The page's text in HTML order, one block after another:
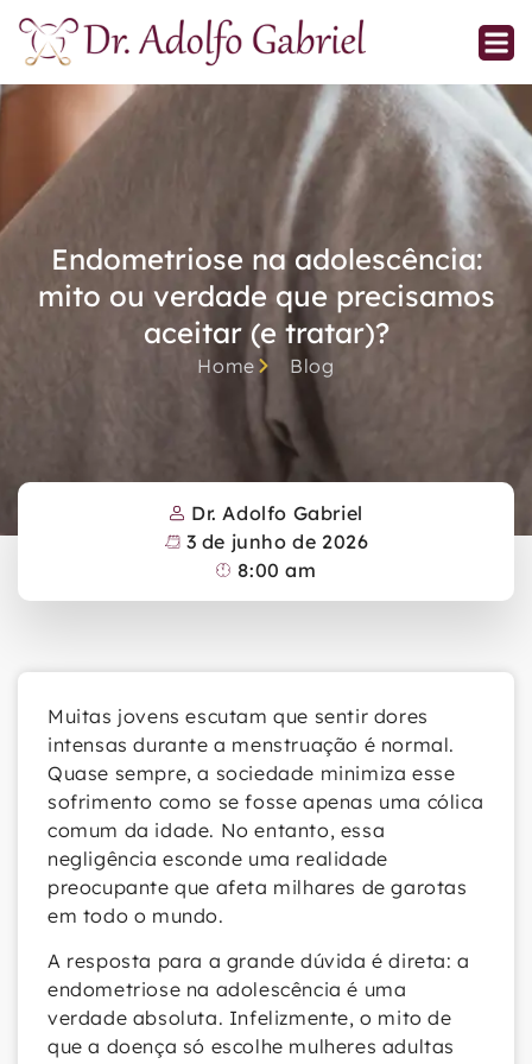
Endometriose na adolescência:
mito ou verdade que precisamos
aceitar (e tratar)?
Home Blog
Dr. Adolfo Gabriel
3 de junho de 2026
8:00 am
Muitas jovens escutam que sentir dores
intensas durante a menstruação é normal.
Quase sempre, a sociedade minimiza esse
sofrimento como se fosse apenas uma cólica
comum da idade. No entanto, essa
negligência esconde uma realidade
preocupante que afeta milhares de garotas
em todo o mundo.
A resposta para a grande dúvida é direta: a
endometriose na adolescência é uma
verdade absoluta. Infelizmente, o mito de
que a doença só escolhe mulheres adultas